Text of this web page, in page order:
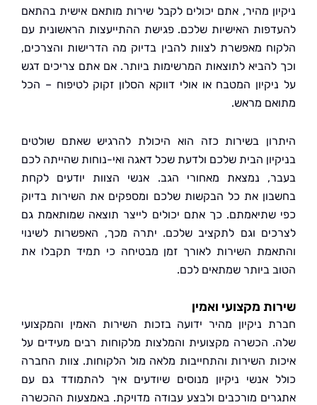
מהיר, אתם יכולים לקבל שירות מותאם אישית בהתאם
האישיות שלכם. פגישת ההתייעצות הראשונית עם
מאפשרת לצוות להבין בדיוק מה הדרישות והצרכים,
לתוצאות המרשימות ביותר. אם אתם צריכים דגש
המטבח או אולי דווקא הסלון זקוק לטיפוח – הכל
מראש.
בשירות כזה הוא היכולת להרגיש שאתם שולטים
הבית שלכם ולדעת שכל דאגה ואי-נוחות שהייתה לכם
נמצאת מאחורי הגב. אנשי הצוות יודעים לקחת
את כל הבקשות שלכם ומספקים את השירות בדיוק
כך אתם יכולים לייצר תוצאה שמותאמת גם
וגם לתקציב שלכם. יתרה מכך, האפשרות לשינוי
השירות לאורך זמן מבטיחה כי תמיד תקבלו את
ביותר שמתאים לכם.
מקצועי ואמין
ניקיון מהיר ידועה בזכות השירות האמין והמקצועי
הכשרה מקצועית והמלצות מלקוחות רבים מעידים על
השירות והתחייבות מלאה מול הלקוחות. צוות החברה
אנשי ניקיון מנוסים שיודעים איך להתמודד גם עם
מורכבים ולבצע עבודה מדויקת. באמצעות ההכשרה